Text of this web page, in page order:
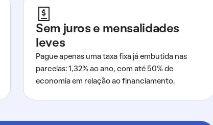
Sem juros e mensalidades
leves
Pague apenas uma taxa fixa já embutida nas
parcelas: 1,32% ao ano, com até 50% de
economia em relação ao financiamento.